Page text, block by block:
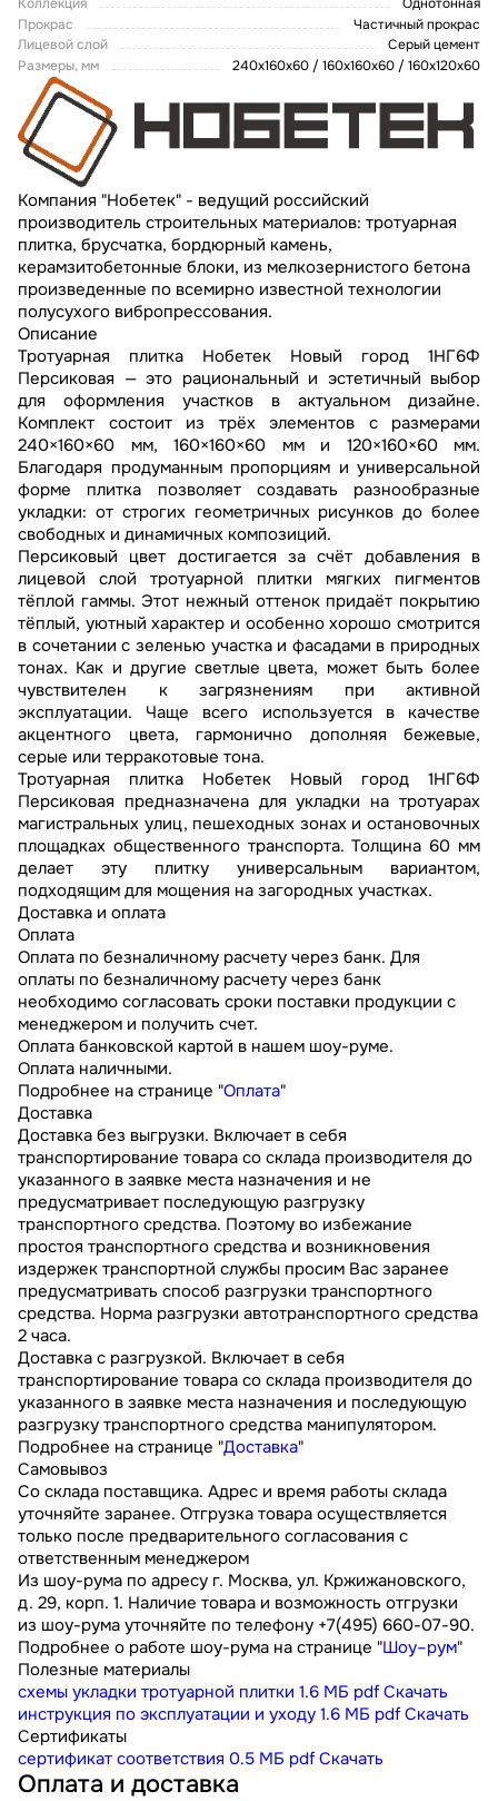
Коллекция
Однотонная
Прокрас
Частичный прокрас
Лицевой слой
Серый цемент
Размеры, мм
240х160х60 / 160х160х60 / 160х120х60
Компания "Нобетек" - ведущий российский
производитель строительных материалов: тротуарная
плитка, брусчатка, бордюрный камень,
керамзитобетонные блоки, из мелкозернистого бетона
произведенные по всемирно известной технологии
полусухого вибропрессования.
Описание
Тротуарная плитка Нобетек Новый город 1НГ6Ф
Персиковая — это рациональный и эстетичный выбор
для оформления участков в актуальном дизайне.
Комплект состоит из трёх элементов с размерами
240×160×60 мм, 160×160×60 мм и 120×160×60 мм.
Благодаря продуманным пропорциям и универсальной
форме плитка позволяет создавать разнообразные
укладки: от строгих геометричных рисунков до более
свободных и динамичных композиций.
Персиковый цвет достигается за счёт добавления в
лицевой слой тротуарной плитки мягких пигментов
тёплой гаммы. Этот нежный оттенок придаёт покрытию
тёплый, уютный характер и особенно хорошо смотрится
в сочетании с зеленью участка и фасадами в природных
тонах. Как и другие светлые цвета, может быть более
чувствителен к загрязнениям при активной
эксплуатации. Чаще всего используется в качестве
акцентного цвета, гармонично дополняя бежевые,
серые или терракотовые тона.
Тротуарная плитка Нобетек Новый город 1НГ6Ф
Персиковая предназначена для укладки на тротуарах
магистральных улиц, пешеходных зонах и остановочных
площадках общественного транспорта. Толщина 60 мм
делает эту плитку универсальным вариантом,
подходящим для мощения на загородных участках.
Доставка и оплата
Оплата
Оплата по безналичному расчету через банк. Для
оплаты по безналичному расчету через банк
необходимо согласовать сроки поставки продукции с
менеджером и получить счет.
Оплата банковской картой в нашем шоу-руме.
Оплата наличными.
Подробнее на странице "Оплата"
Доставка
Доставка без выгрузки. Включает в себя
транспортирование товара со склада производителя до
указанного в заявке места назначения и не
предусматривает последующую разгрузку
транспортного средства. Поэтому во избежание
простоя транспортного средства и возникновения
издержек транспортной службы просим Вас заранее
предусматривать способ разгрузки транспортного
средства. Норма разгрузки автотранспортного средства
2 часа.
Доставка с разгрузкой. Включает в себя
транспортирование товара со склада производителя до
указанного в заявке места назначения и последующую
разгрузку транспортного средства манипулятором.
Подробнее на странице "Доставка"
Самовывоз
Со склада поставщика. Адрес и время работы склада
уточняйте заранее. Отгрузка товара осуществляется
только после предварительного согласования с
ответственным менеджером
Из шоу-рума по адресу г. Москва, ул. Кржижановского,
д. 29, корп. 1. Наличие товара и возможность отгрузки
из шоу-рума уточняйте по телефону +7(495) 660-07-90.
Подробнее о работе шоу-рума на странице "Шоу–рум"
Полезные материалы
схемы укладки тротуарной плитки 1.6 МБ pdf Скачать
инструкция по эксплуатации и уходу 1.6 МБ pdf Скачать
Сертификаты
сертификат соответствия 0.5 МБ pdf Скачать
Оплата и доставка